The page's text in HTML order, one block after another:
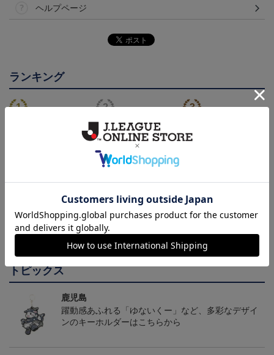
ヘルプページ
ランキング
鹿児島ユナイテッドFC
バクーダ タオルマフラ
2,500円
26/27オーセンティックユ
ニフォーム（FP1st）
13,200円～17,600円
バクーダ Tシャツ BLACK
4,950円
トピックス
鹿児島
躍動感あふれる「ゆないくー」など、多彩なデザイ
ンのキーホルダーはこちらから